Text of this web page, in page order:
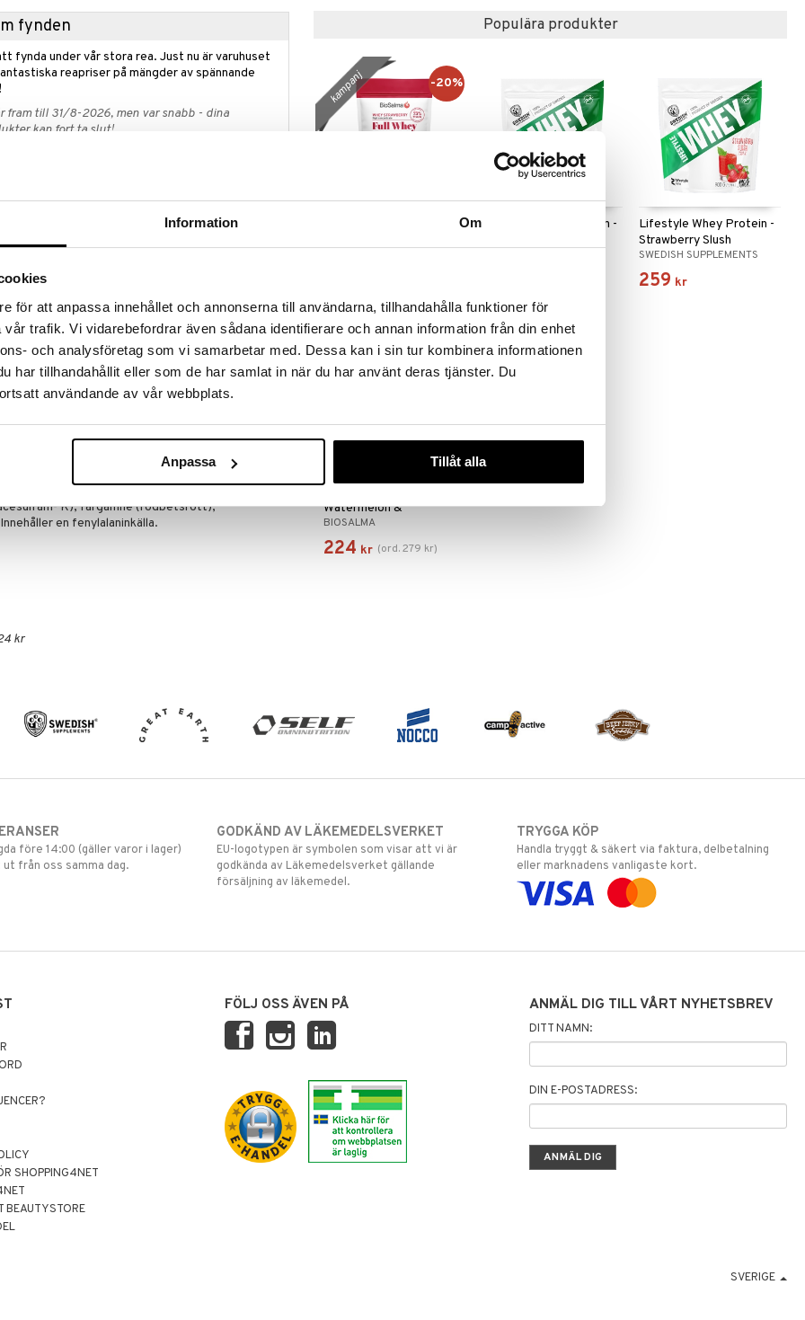
Information Om
för att anpassa innehållet och annonserna till användarna, tillhandahålla funktioner för
trafik. Vi vidarebefordrar även sådana identifierare och annan information från din enhet
och analysföretag som vi samarbetar med. Dessa kan i sin tur kombinera informationen
har tillhandahållit eller som de har samlat in när du har använt deras tjänster. Du
användande av vår webbplats.
Anpassa Tillåt alla
fynden
fynda under vår stora rea. Just nu är varuhuset
reapriser på mängder av spännande
fram till 31/8-2026, men var snabb - dina
kan fort ta slut!
med smak av jordgubb och
socker och sötningsmedel. I
och hydrolyserade kollagenpeptider. Kollagen
hud och leder. Den ger en len och läskande
och vattenmelonsmak, perfekt efter träning eller
helst under dagen.
K), färgämne (rödbetsrött),
en fenylalaninkälla.
kr
Populära produkter
kampanj -20%
Lifestyle Whey Protein -
Lifestyle Whey Protein -
Strawberry Slush
SWEDISH SUPPLEMENTS
259 kr
Watermelon &
Strawberry
BIOSALMA
224 kr (ord.279 kr)
kampanj -20%
före 14:00 (gäller varor i lager)
från oss samma dag.
GODKÄND AV LÄKEMEDELSVERKET
EU-logotypen är symbolen som visar att vi är
godkända av Läkemedelsverket gällande
försäljning av läkemedel.
TRYGGA KÖP
Handla tryggt & säkert via faktura, delbetalning
eller marknadens vanligaste kort.
SHOPPING4NET
BEAUTYSTORE
FÖLJ OSS ÄVEN PÅ ANMÄL DIG TILL VÅRT NYHETSBREV
DITT NAMN:
DIN E-POSTADRESS:
SVERIGE